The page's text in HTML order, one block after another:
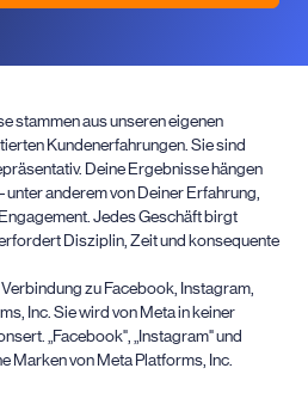
stammen aus unseren eigenen
Kundenerfahrungen. Sie sind
Deine Ergebnisse hängen
anderem von Deiner Erfahrung,
Jedes Geschäft birgt
Disziplin, Zeit und konsequente
zu Facebook, Instagram,
Inc. Sie wird von Meta in keiner
„Facebook", „Instagram" und
Marken von Meta Platforms, Inc.